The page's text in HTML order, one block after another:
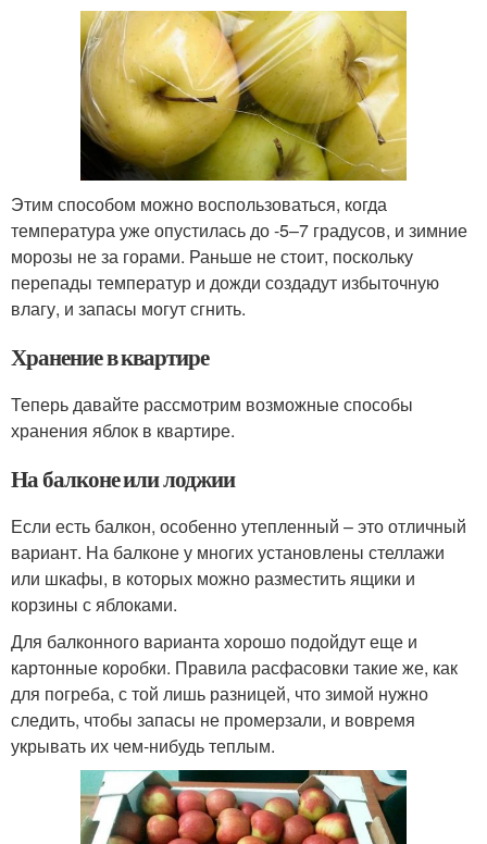
Этим способом можно воспользоваться, когда
температура уже опустилась до -5–7 градусов, и зимние
морозы не за горами. Раньше не стоит, поскольку
перепады температур и дожди создадут избыточную
влагу, и запасы могут сгнить.
Хранение в квартире
Теперь давайте рассмотрим возможные способы
хранения яблок в квартире.
На балконе или лоджии
Если есть балкон, особенно утепленный – это отличный
вариант. На балконе у многих установлены стеллажи
или шкафы, в которых можно разместить ящики и
корзины с яблоками.
Для балконного варианта хорошо подойдут еще и
картонные коробки. Правила расфасовки такие же, как
для погреба, с той лишь разницей, что зимой нужно
следить, чтобы запасы не промерзали, и вовремя
укрывать их чем-нибудь теплым.